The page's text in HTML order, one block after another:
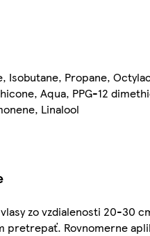
Isobutane, Propane,
Aqua, PPG-12
Linalool
zo vzdialenosti 20-30
pretrepať. Rovnomerne